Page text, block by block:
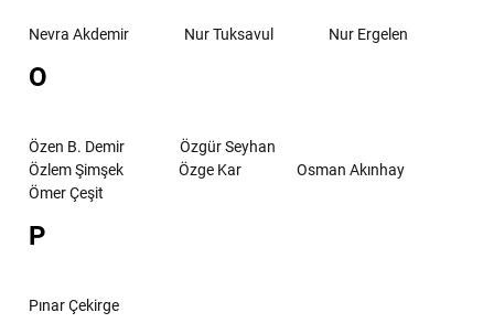
Nevra Akdemir Nur Tuksavul Nur Ergelen
O
Özen B. Demir
Özgür Seyhan
Özlem Şimşek
Özge Kar
Osman Akınhay
Ömer Çeşit
P
Pınar Çekirge